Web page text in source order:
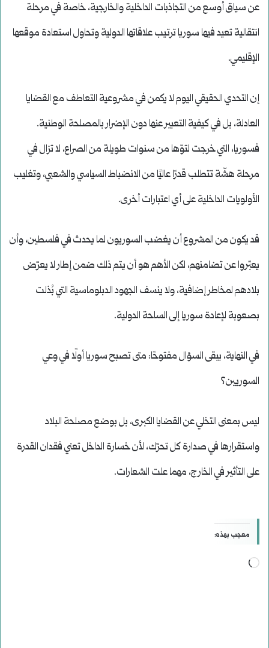
عن سياق أوسع من التجاذبات الداخلية والخارجية، خاصة في مرحلة
انتقالية تعيد فيها سوريا ترتيب علاقاتها الدولية وتحاول استعادة موقعها
الإقليمي.
إن التحدي الحقيقي اليوم لا يكمن في مشروعية التعاطف مع القضايا
العادلة، بل في كيفية التعبير عنها دون الإضرار بالمصلحة الوطنية.
فسوريا، التي خرجت لتوّها من سنوات طويلة من الصراع، لا تزال في
مرحلة هشّة تتطلب قدرًا عاليًا من الانضباط السياسي والشعبي، وتغليب
الأولويات الداخلية على أي اعتبارات أخرى.
قد يكون من المشروع أن يغضب السوريون لما يحدث في فلسطين، وأن
يعبّروا عن تضامنهم، لكن الأهم هو أن يتم ذلك ضمن إطار لا يعرّض
بلادهم لمخاطر إضافية، ولا ينسف الجهود الدبلوماسية التي بُذلت
بصعوبة لإعادة سوريا إلى الساحة الدولية.
في النهاية، يبقى السؤال مفتوحًا: متى تصبح سوريا أولًا في وعي
السوريين؟
ليس بمعنى التخلي عن القضايا الكبرى، بل بوضع مصلحة البلاد
واستقرارها في صدارة كل تحرّك، لأن خسارة الداخل تعني فقدان القدرة
على التأثير في الخارج، مهما علت الشعارات.
معجب بهذه:
جاري